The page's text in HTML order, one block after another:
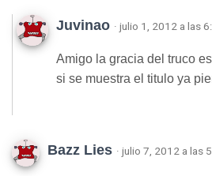
Juvinao · julio 1, 2012 a las
Amigo la gracia del truco
si se muestra el titulo ya
Bazz Lies · julio 7, 2012 a las